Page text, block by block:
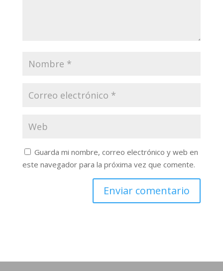
Guarda mi nombre, correo electrónico y web en
este navegador para la próxima vez que comente.